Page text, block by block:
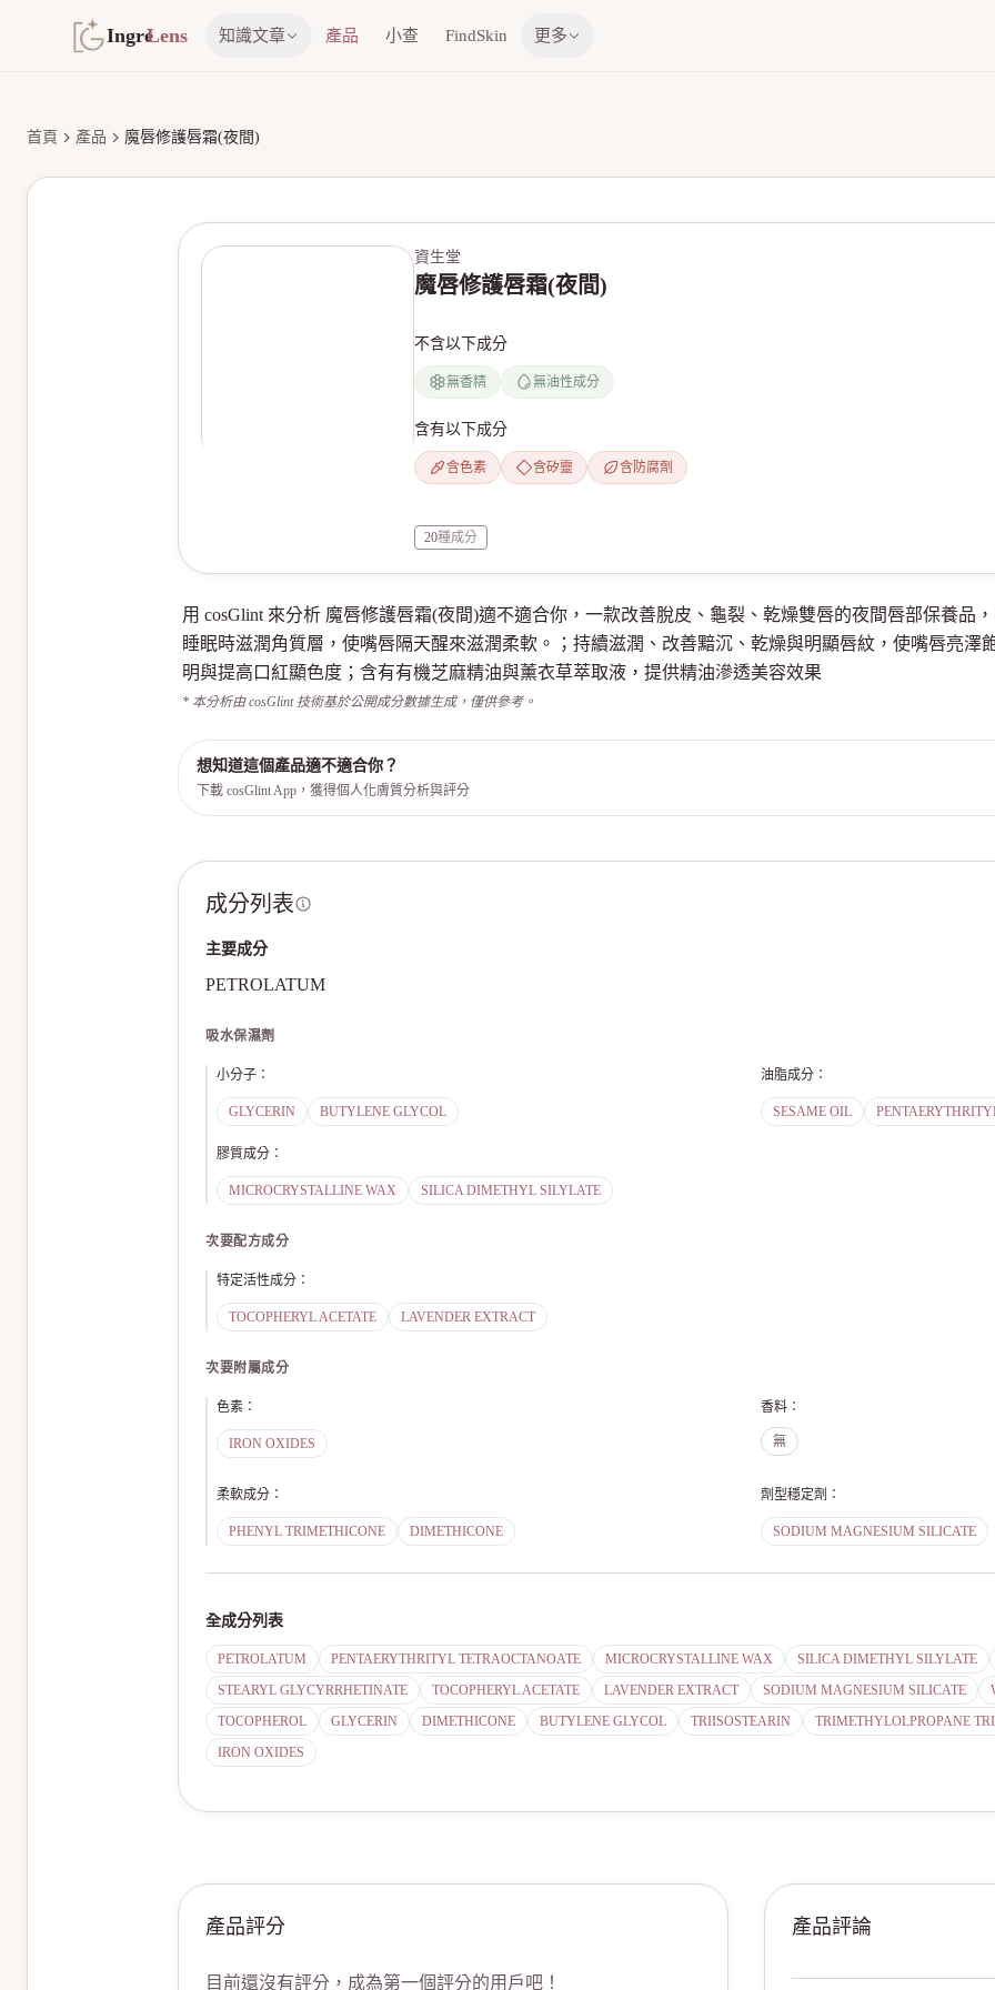
IngreLens 知識文章 產品 小查 FindSkin 更多
首頁 產品 魔唇修護唇霜(夜間)
資生堂
魔唇修護唇霜(夜間)
不含以下成分
無香精 無油性成分
含有以下成分
含色素 含矽靈 含防腐劑
20種成分
用 cosGlint 來分析 魔唇修護唇霜(夜間)適不適合你，一款改善脫皮、龜裂、乾燥雙唇的夜間唇部保養品
睡眠時滋潤角質層，使嘴唇隔天醒來滋潤柔軟。；持續滋潤、改善黯沉、乾燥與明顯唇紋，使嘴唇亮澤
明與提高口紅顯色度；含有有機芝麻精油與薰衣草萃取液，提供精油滲透美容效果
* 本分析由 cosGlint 技術基於公開成分數據生成，僅供參考。
想知道這個產品適不適合你？
下載 cosGlint App，獲得個人化膚質分析與評分
成分列表
主要成分
PETROLATUM
吸水保濕劑
小分子 ：
GLYCERIN BUTYLENE GLYCOL
油脂成分 ：
SESAME OIL
膠質成分 ：
MICROCRYSTALLINE WAX SILICA DIMETHYL SILYLATE
次要配方成分
特定活性成分 ：
TOCOPHERYL ACETATE LAVENDER EXTRACT
次要附屬成分
色素 ：
IRON OXIDES
香料 ：
無
柔軟成分 ：
PHENYL TRIMETHICONE DIMETHICONE
劑型穩定劑 ：
SODIUM MAGNESIUM SILICATE
全成分列表
PETROLATUM PENTAERYTHRITYL TETRAOCTANOATE MICROCRYSTALLINE WAX SILICA DIMETHYL SILYLATE
STEARYL GLYCYRRHETINATE
TOCOPHERYL ACETATE LAVENDER EXTRACT SODIUM MAGNESIUM SILICATE
TOCOPHEROL GLYCERIN DIMETHICONE BUTYLENE GLYCOL TRIISOSTEARIN TRIMETHYLOLPROPANE
IRON OXIDES
產品評分
目前還沒有評分，成為第一個評分的用戶吧！
產品評論